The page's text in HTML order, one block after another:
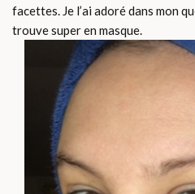
facettes. Je l’ai adoré dans mon
trouve super en masque.